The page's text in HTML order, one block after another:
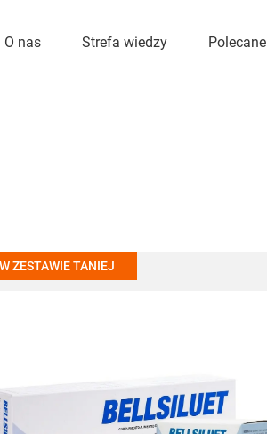
O nas Strefa wiedzy Polecane
W ZESTAWIE TANIEJ